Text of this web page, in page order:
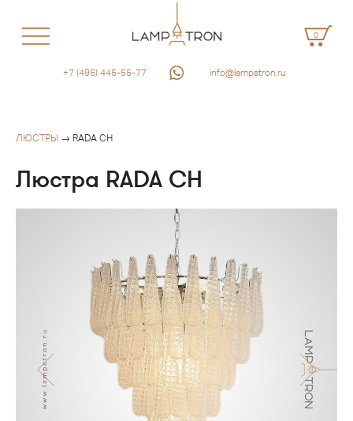
0
+7 (495) 445-55-77 info@lampatron.ru
ЛЮСТРЫ → RADA CH
Люстра RADA CH